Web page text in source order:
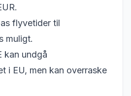
flyvetider til
muligt.
kan undgå
i EU, men kan overraske